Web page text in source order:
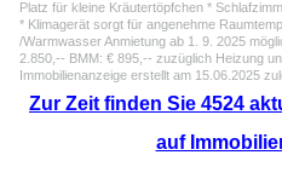
Platz für kleine Kräutertöpfchen *
* Klimagerät sorgt für angenehme
/Warmwasser Anmietung ab 1. 9. 2025
2.850,-- BMM: € 895,-- zuzüglich Heizung
Immobilienanzeige erstellt am 15.06.2025
Zur Zeit finden Sie 4524
auf